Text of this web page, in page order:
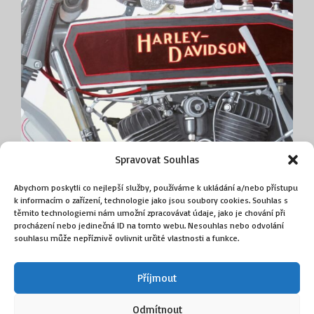
Spravovat Souhlas
Abychom poskytli co nejlepší služby, používáme k ukládání a/nebo přístupu
k informacím o zařízení, technologie jako jsou soubory cookies. Souhlas s
těmito technologiemi nám umožní zpracovávat údaje, jako je chování při
procházení nebo jedinečná ID na tomto webu. Nesouhlas nebo odvolání
souhlasu může nepříznivě ovlivnit určité vlastnosti a funkce.
Příjmout
Odmítnout
Harley Davidson, 10F
(Sika Václav)
Přidat do košíku